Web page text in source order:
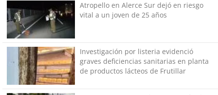
Atropello en Alerce Sur dejó en riesgo
vital a un joven de 25 años
Investigación por listeria evidenció
graves deficiencias sanitarias en planta
de productos lácteos de Frutillar